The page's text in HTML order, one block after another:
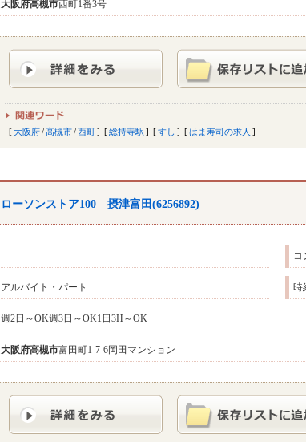
大阪府高槻市西町1番3号
大阪府/高槻市/西町 総持寺駅 すし はま寿司の求人
ローソンストア100 摂津富田(6256892)
-- コ
アルバイト・パート 時
週2日～OK週3日～OK1日3H～OK
大阪府高槻市富田町1‐7‐6岡田マンション